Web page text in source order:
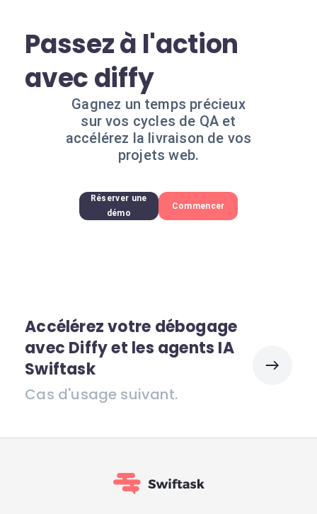
Passez à l'action
avec diffy
Gagnez un temps précieux
sur vos cycles de QA et
accélérez la livraison de vos
projets web.
Réserver une
démo
Commencer
Accélérez votre débogage
avec Diffy et les agents IA
Swiftask
Cas d'usage suivant.